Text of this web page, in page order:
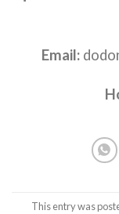
Email:
This entry was